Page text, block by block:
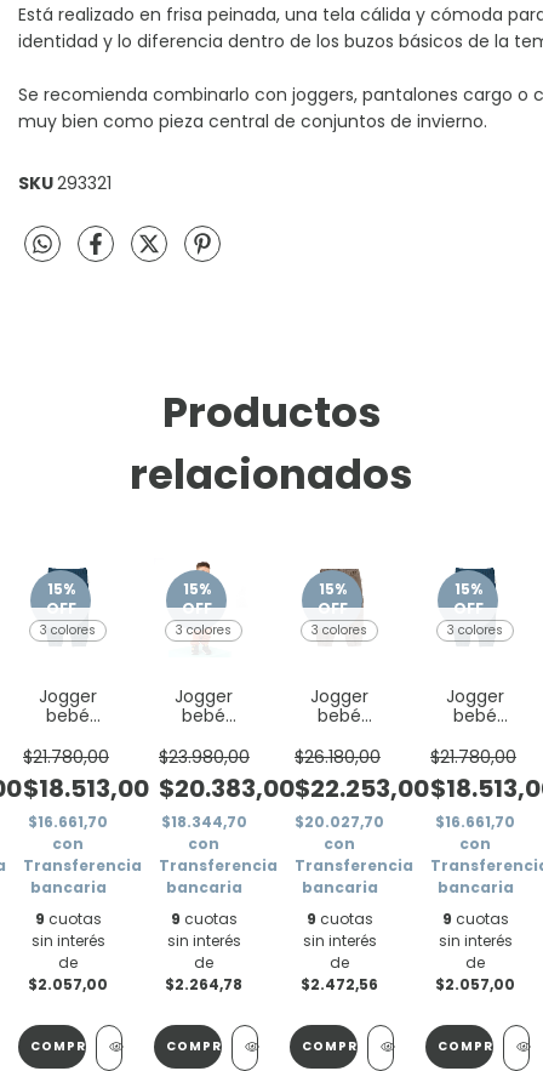
Está realizado en frisa peinada, una tela cálida y cómoda
identidad y lo diferencia dentro de los buzos básicos de la
Se recomienda combinarlo con joggers, pantalones cargo
muy bien como pieza central de conjuntos de invierno.
SKU293321
Productos
relacionados
15%
OFF
3 colores
Jogger
bebé
básico
$21.780,00
$18.513,00
$16.661,70
con
Transferencia
bancaria
9 cuotas
sin interés
de
$2.057,00
COMPRAR
15%
OFF
3 colores
Jogger
bebé
alforza y
cordón
$23.980,00
$20.383,00
$18.344,70
con
Transferencia
bancaria
9 cuotas
sin interés
de
$2.264,78
COMPRAR
15%
OFF
3 colores
Jogger
bebé
cargo
$26.180,00
$22.253,00
$20.027,70
con
Transferencia
bancaria
9 cuotas
sin interés
de
$2.472,56
COMPRAR
15%
OFF
3 colores
Jogger
bebé
básico
$21.780,00
$16.661,70
con
bancaria
9 cuotas
sin interés
de
$2.057,00
COMPRAR